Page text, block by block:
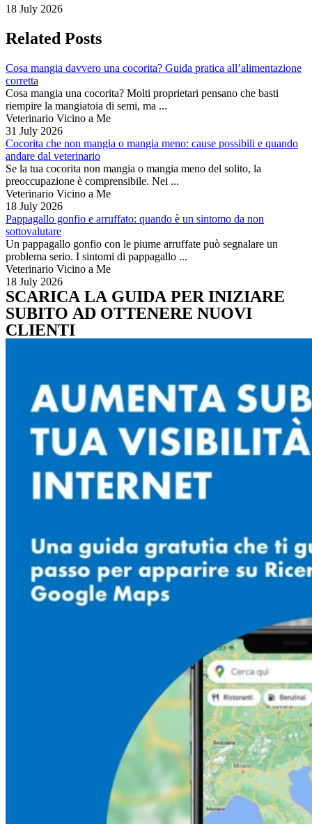
18 July 2026
Related Posts
Cosa mangia davvero una cocorita? Guida pratica all’alimentazione
corretta
Cosa mangia una cocorita? Molti proprietari pensano che basti
riempire la mangiatoia di semi, ma ...
Veterinario Vicino a Me
31 July 2026
Cocorita che non mangia o mangia meno: cause possibili e quando
andare dal veterinario
Se la tua cocorita non mangia o mangia meno del solito, la
preoccupazione è comprensibile. Nei ...
Veterinario Vicino a Me
18 July 2026
Pappagallo gonfio e arruffato: quando è un sintomo da non
sottovalutare
Un pappagallo gonfio con le piume arruffate può segnalare un
problema serio. I sintomi di pappagallo ...
Veterinario Vicino a Me
18 July 2026
SCARICA LA GUIDA PER INIZIARE
SUBITO AD OTTENERE NUOVI
CLIENTI